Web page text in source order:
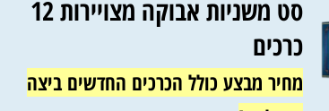
סט משניות אבוקה מצויירות 12
כרכים
מחיר מבצע כולל הכרכים החדשים ביצה